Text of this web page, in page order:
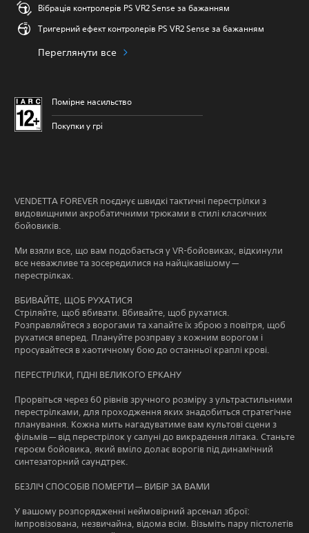
Вібрація контролерів PS VR2 Sense за бажанням
Тригерний ефект контролерів PS VR2 Sense за бажанням
Переглянути все
Помірне насильство
Покупки у грі
VENDETTA FOREVER поєднує швидкі тактичні перестрілки з
видовищними акробатичними трюками в стилі класичних
бойовиків.
Ми взяли все, що вам подобається у VR-бойовиках, відкинули
все неважливе та зосередилися на найцікавішому —
перестрілках.
ВБИВАЙТЕ, ЩОБ РУХАТИСЯ
Стріляйте, щоб вбивати. Вбивайте, щоб рухатися.
Розправляйтеся з ворогами та хапайте їх зброю з повітря, щоб
рухатися вперед. Плануйте розправу з кожним ворогом і
просувайтеся в хаотичному бою до останньої краплі крові.
ПЕРЕСТРІЛКИ, ГІДНІ ВЕЛИКОГО ЕРКАНУ
Прорвіться через 60 рівнів зручного розміру з ультрастильними
перестрілками, для проходження яких знадобиться стратегічне
планування. Кожна мить нагадуватиме вам культові сцени з
фільмів — від перестрілок у салуні до викрадення літака. Станьте
героєм бойовика, який вміло долає ворогів під динамічний
синтезаторний саундтрек.
БЕЗЛІЧ СПОСОБІВ ПОМЕРТИ — ВИБІР ЗА ВАМИ
У вашому розпорядженні неймовірний арсенал зброї:
імпровізована, незвичайна, відома всім. Візьміть пару пістолетів